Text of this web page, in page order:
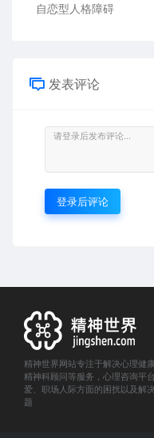
自恋型人格障碍
发表评论
登录后评论
精神世界网站专注于解决心理健
精神科顾问等服务，心理咨询平
爱、职场人际方面的困扰以及解
题